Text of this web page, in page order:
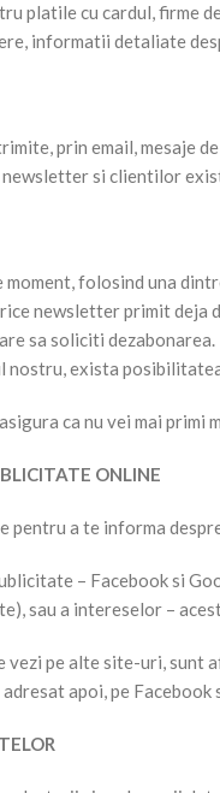
platile cu cardul, firme
informatii detaliate
prin email, mesaje
si clientilor
folosind una
newsletter primit deja
sa soliciti dezabonarea.
exista
ca nu vei mai primi
ONLINE
pentru a te informa
– Facebook si
sau a intereselor –
vezi pe alte site-uri, sunt
apoi, pe